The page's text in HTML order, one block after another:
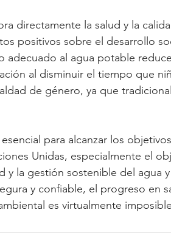
directamente la salud y la
positivos sobre el desarrollo
adecuado al agua potable reduce
al disminuir el tiempo que
de género, ya que
para alcanzar los
Unidas, especialmente el
y la gestión sostenible del agua
y confiable, el progreso en
es virtualmente